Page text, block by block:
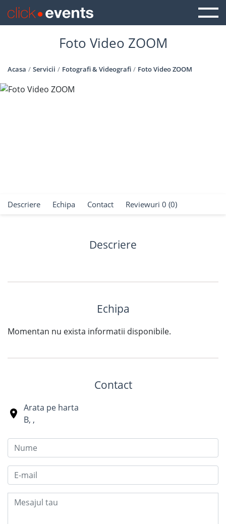
Foto Video ZOOM
Acasa Servicii Fotografi & Videografi Foto Video ZOOM
Descriere Echipa Contact Reviewuri 0 (0)
Descriere
Echipa
Momentan nu exista informatii disponibile.
Contact
Arata pe harta
B, ,